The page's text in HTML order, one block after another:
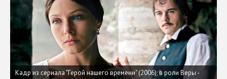
Кадр из сериала "Герой нашего времени" (2006); в роли Веры -